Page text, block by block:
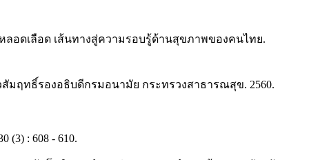
อดเลือด เส้นทางสู่ความรอบรู้ด้านสุขภาพของคนไทย.
มฤทธิ์รองอธิบดีกรมอนามัย กระทรวงสาธารณสุข. 2560.
(3) : 608 - 610.